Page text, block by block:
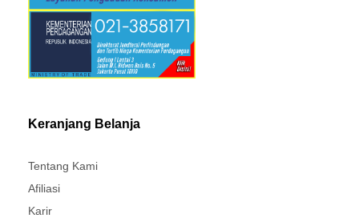
Keranjang Belanja
Tentang Kami
Afiliasi
Karir